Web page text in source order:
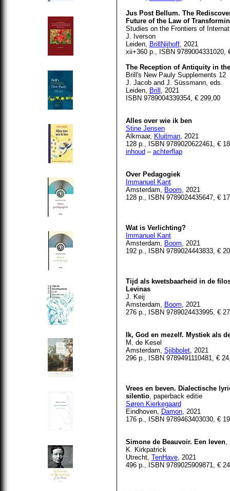
Jus Post Bellum. The
Future of the Law of
Studies on the Frontiers of
J. Iverson
Leiden, BrillNijhoff, 2021
xii+360 p., ISBN 9789004331020,
The Reception of Antiquity in
Brill's New Pauly Supplements 12
J. Jacob and J. Süssmann, eds.
Leiden, Brill , 2021
ISBN 9789004339354, € 299,00
Alles over wie ik ben
Stine Jensen
Alkmaar, Kluitman, 2021
128 p., ISBN 9789020622461, €
inhoud – achterflap
Over Pedagogiek
Immanuel Kant
Amsterdam, Boom, 2021
128 p., ISBN 9789024435647, €
Wat is Verlichting?
Immanuel Kant
Amsterdam, Boom, 2021
192 p., ISBN 9789024443833, €
Tijd als kwetsbaarheid in de
Levinas
J. Keij
Amsterdam, Boom, 2021
276 p., ISBN 9789024433995, €
Ik, God en mezelf. Mystiek als
M. de Kesel
Amsterdam, Sjibbolet, 2021
296 p., ISBN 9789491110481, €
Vrees en beven. Dialectische
silentio, paperback editie
Søren Kierkegaard
Eindhoven, Damon, 2021
176 p., ISBN 9789463403030, €
Simone de Beauvoir. Een leven,
K. Kirkpatrick
Utrecht, TenHave, 2021
496 p., ISBN 9789025909871, €